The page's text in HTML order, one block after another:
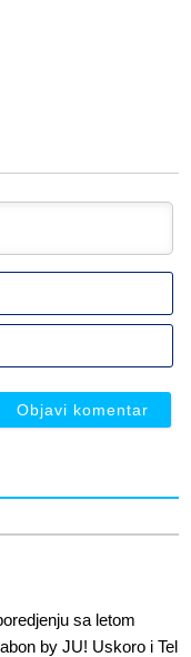
sa letom
by JU! Uskoro i Tel